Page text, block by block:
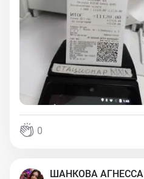
0
ШАНКОВА АГНЕССА